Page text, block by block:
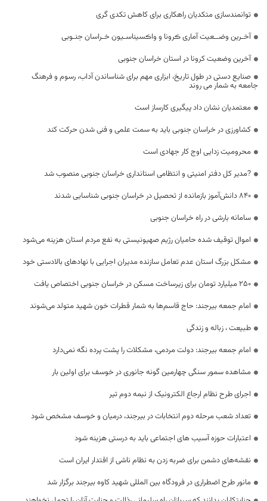
توانمندسازی متکدیان راهکاری برای کاهش تکدی گری
آخـرین وضــعیت آماری ڪرونا و واڪسیناسـیون خـراسان جنـوبی
آخرین وضعیت کرونا در استان خراسان جنوبی
صنایع دستی در طول تاریخ، ابزاری مهم برای شناساندن آداب، رسوم و فرهنگ
جامعه به شمار می روند
معتمدیان نشان داد پیگیری کارساز است
کشاورزی در خراسان جنوبی باید به سمت علمی و فنی شدن حرکت کند
محرومیت زدایی اوج کار جهادی است
?مدیر کل دفتر امنیتی و انتظامی استانداری خراسان جنوبی منصوب شد
۸۴۰ دانش‌آموز بازمانده از تحصیل در خراسان جنوبی شناسایی شدند
سامانه بارشی در راه خراسان جنوبی
اموال توقیف شده حامیان رژیم صهیونیستی به نفع مردم استان هزینه می‌شود
مشکل بزرگ استان عدم تعامل سازنده مدیران اجرایی با نهادهای بالادستی خود
۲۵۰ میلیارد تومان برای زیرساخت مسکن در خراسان جنوبی اختصاص یافت
امام جمعه بیرجند: حاج قاسم‌ها به شمار قطرات خون شهید متولد می‌شوند
طبیعت ، زباله و زندگی
امام جمعه بیرجند: دولت مردمی، مشکلات را پشت پرده نگه نمی‌دارد
مشاهده سمور سنگی چهارمین گونه جانوری در خوسف برای اولین بار
اجرای طرح نظام ارجاع الکترونیک از نیمه دوم تیر
تعداد شعب مرحله دوم انتخابات در بیرجند، درمیان و خوسف مشخص شود
اعتبارات حوزه آسیب های اجتماعی باید به درستی هزینه شود
نقشه‌های دشمن برای ضربه زدن به نظام ناشی از اقتدار ایران است
مانور طرح اضطراری در فرودگاه بین المللی شهید کاوه بیرجند برگزار شد